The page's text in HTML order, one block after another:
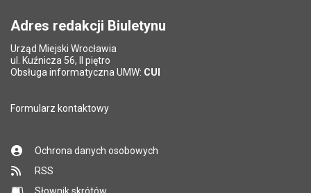
e-
maila
Pole wymagane
*
Adres e-
Pole wymagane
*
Adres redakcji Biuletynu
Urząd Miejski Wrocławia
ul. Kuźnicza 56, II piętro
Obsługa informatyczna UMW: CUI
Formularz kontaktowy
Ochrona danych osobowych
RSS